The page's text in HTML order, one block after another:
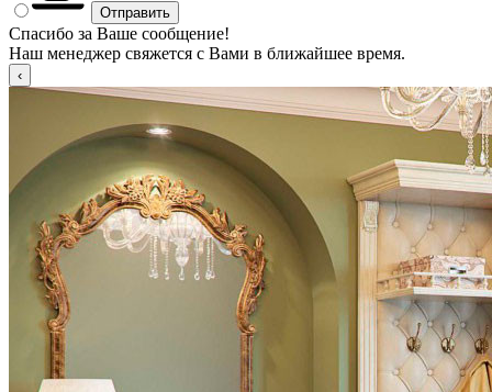
Спасибо за Ваше сообщение!
Наш менеджер свяжется с Вами в ближайшее время.